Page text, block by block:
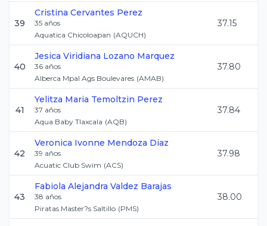
39
Cristina Cervantes Perez
35 años
Aquatica Chicoloapan (AQUCH)
37.15
40
Jesica Viridiana Lozano Marquez
36 años
Alberca Mpal Ags Boulevares (AMAB)
37.80
41
Yelitza Maria Temoltzin Perez
37 años
Aqua Baby Tlaxcala (AQB)
37.84
42
Veronica Ivonne Mendoza Diaz
39 años
Acuatic Club Swim (ACS)
37.98
43
Fabiola Alejandra Valdez Barajas
38 años
Piratas Master?s Saltillo (PMS)
38.00